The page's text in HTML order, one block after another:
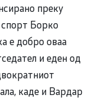
преку
Борко
е добро оваа
и еден од
каде и Вардар